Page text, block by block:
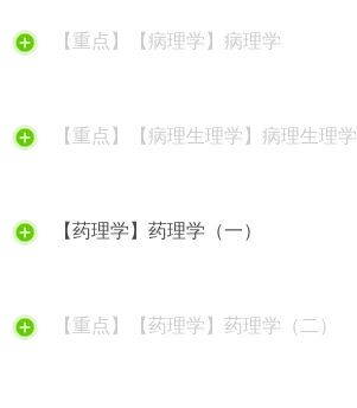
【重点】【病理学】病理学
【重点】【病理生理学】病理生理学
【药理学】药理学（一）
【重点】【药理学】药理学（二）